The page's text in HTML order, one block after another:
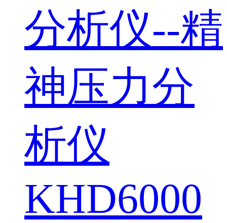
分析仪--精
神压力分
析仪
KHD6000